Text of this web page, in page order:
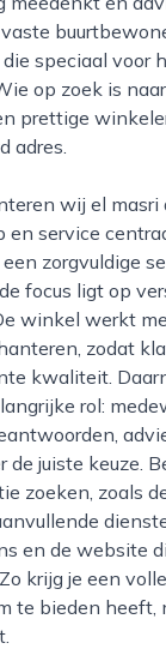
speciaal voor
op zoek is
prettige
adres.
en service
zorgvuldige
focus ligt op
winkel werkt
zodat
kwaliteit.
rol:
de juiste keuze.
zoeken, zoals
en de website
krijg je een
te bieden heeft,